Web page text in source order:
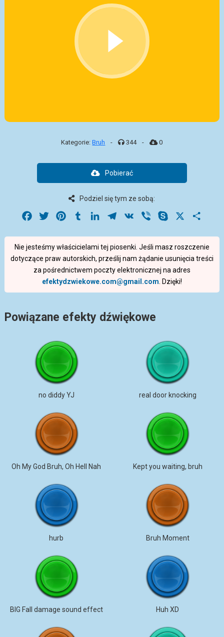
Kategorie:Bruh - 344 - 0
Pobierać
Podziel się tym ze sobą:
Facebook
Twitter PinterestTumblrLinkedInTelegram
VK Viber Skype
Nie jesteśmy właścicielami tej piosenki. Jeśli masz roszczenie
dotyczące praw autorskich, prześlij nam żądanie usunięcia treści
za pośrednictwem poczty elektronicznej na adres
efektydzwiekowe.com@gmail.com . Dzięki!
Powiązane efekty dźwiękowe
no diddy YJ real door knocking
Oh My God Bruh, Oh Hell Nah Kept you waiting, bruh
hurb Bruh Moment
BIG Fall damage sound effect Huh XD